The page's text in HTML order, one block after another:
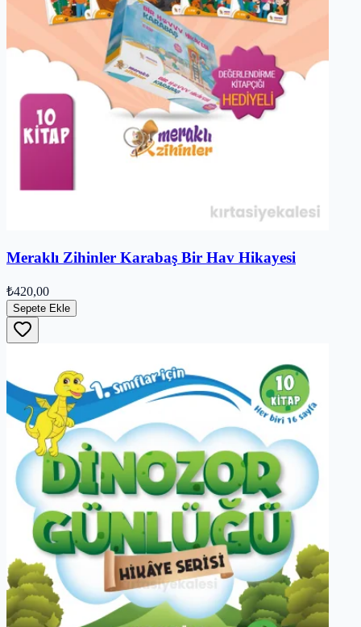
Meraklı Zihinler Karabaş Bir Hav Hikayesi
₺420,00
Sepete Ekle